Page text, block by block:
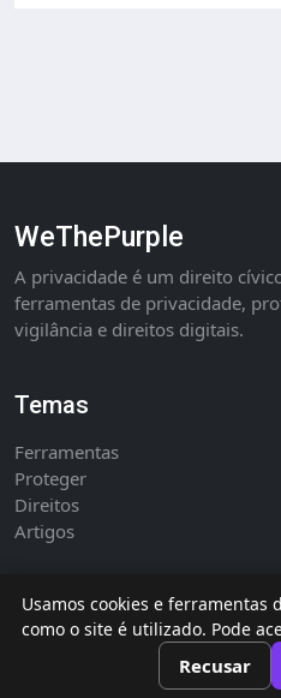
Usamos cookies e ferramentas
como o site é utilizado. Pode
Recusar
WeThePurple
A privacidade é um direito
ferramentas de privacidade,
vigilância e direitos digitais.
Temas
Ferramentas
Proteger
Direitos
Artigos
WeThePurple - publicação